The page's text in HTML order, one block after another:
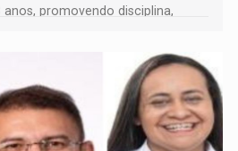
promovendo disciplina,